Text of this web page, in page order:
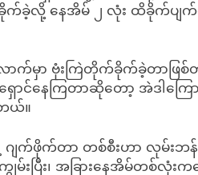
က်ခဲ့လို့ နေအိမ် ၂ လုံး ထိခိုက်ပျက်
ောက်မှာ ဗုံးကြဲတိုက်ခိုက်ခဲ့တာဖြ
ာင်နေကြတာဆိုတော့ အဲဒါကြ
ယ်။
ျက်ဖိုက်တာ တစ်စီးဟာ လုမ်းဘန်
ပြီး၊ အခြားနေအိမ်တစ်လုံးက